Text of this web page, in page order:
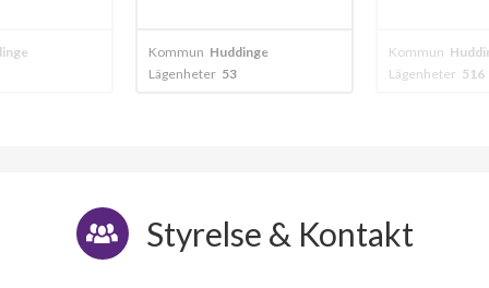
Kommun Huddinge
Lägenheter 53
Kommun
Lägenheter 516
Styrelse & Kontakt